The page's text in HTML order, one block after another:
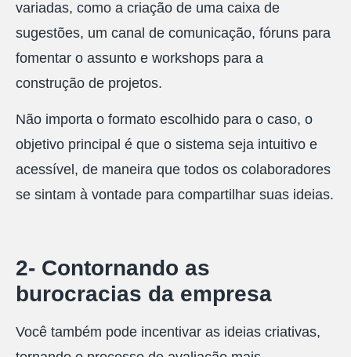
variadas, como a criação de uma caixa de
sugestões, um canal de comunicação, fóruns para
fomentar o assunto e workshops para a
construção de projetos.
Não importa o formato escolhido para o caso, o
objetivo principal é que o sistema seja intuitivo e
acessível, de maneira que todos os colaboradores
se sintam à vontade para compartilhar suas ideias.
2- Contornando as
burocracias da empresa
Você também pode incentivar as ideias criativas,